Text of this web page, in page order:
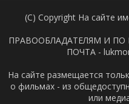
(C) Copyright На сайте
ПРАВООБЛАДАТЕЛЯМ И
ПОЧТА -
На сайте размещается
о фильмах - из
или